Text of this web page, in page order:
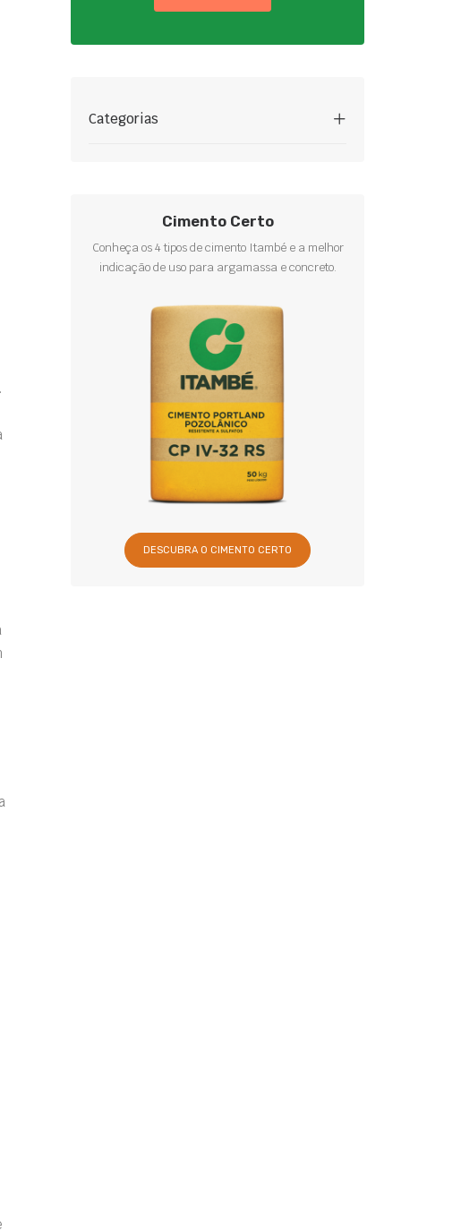
Categorias
Cimento Certo
Conheça os 4 tipos de cimento Itambé e a melhor
indicação de uso para argamassa e concreto.
DESCUBRA O CIMENTO CERTO